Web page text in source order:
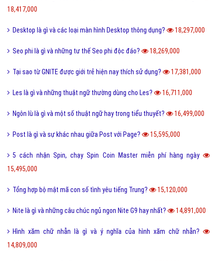
18,417,000
Desktop là gì và các loại màn hình Desktop thông dụng? 18,297,000
Seo phi là gì và những tư thế Seo phi độc đáo? 18,269,000
Tại sao từ GNITE được giới trẻ hiện nay thích sử dụng? 17,381,000
Les là gì và những thuật ngữ thường dùng cho Les? 16,711,000
Ngôn lù là gì và một số thuật ngữ hay trong tiểu thuyết? 16,499,000
Post là gì và sự khác nhau giữa Post với Page? 15,595,000
5 cách nhận Spin, chạy Spin Coin Master miễn phí hàng ngày
15,495,000
Tổng hợp bộ mật mã con số tình yêu tiếng Trung? 15,120,000
Nite là gì và những câu chúc ngủ ngon Nite G9 hay nhất? 14,891,000
Hình xăm chữ nhẫn là gì và ý nghĩa của hình xăm chữ nhẫn?
14,809,000